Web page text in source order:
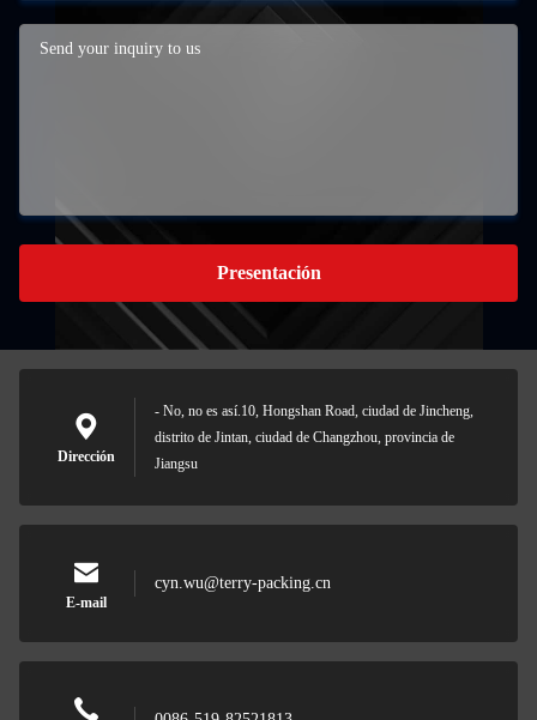
Presentación
Dirección
- No, no es así.10, Hongshan Road, ciudad de Jincheng,
distrito de Jintan, ciudad de Changzhou, provincia de
Jiangsu
E-mail
cyn.wu@terry-packing.cn